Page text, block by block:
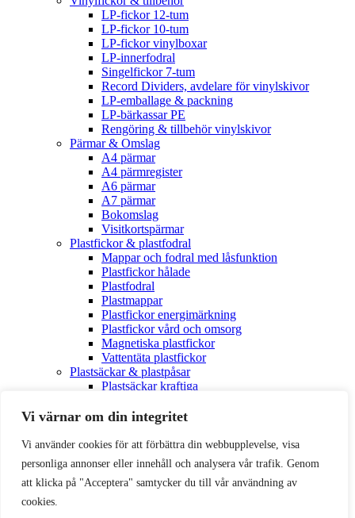
Vi värnar om din integritet
Vi använder cookies för att förbättra din webbupplevelse, visa
personliga annonser eller innehåll och analysera vår trafik. Genom
att klicka på "Acceptera" samtycker du till vår användning av
cookies.
LP-fickor 12-tum
LP-fickor 10-tum
LP-fickor vinylboxar
LP-innerfodral
Singelfickor 7-tum
Record Dividers, avdelare för vinylskivor
LP-emballage & packning
LP-bärkassar PE
Rengöring & tillbehör vinylskivor
Pärmar & Omslag
A4 pärmar
A4 pärmregister
A6 pärmar
A7 pärmar
Bokomslag
Visitkortspärmar
Plastfickor & plastfodral
Mappar och fodral med låsfunktion
Plastfickor hålade
Plastfodral
Plastmappar
Plastfickor energimärkning
Plastfickor vård och omsorg
Magnetiska plastfickor
Vattentäta plastfickor
Plastsäckar & plastpåsar
Plastsäckar kraftiga
Självhäftande plastfickor
A3 självhäftande
A4 självhäftande
A5 självhäftande
A6 Självhäftande
A7 självhäftande